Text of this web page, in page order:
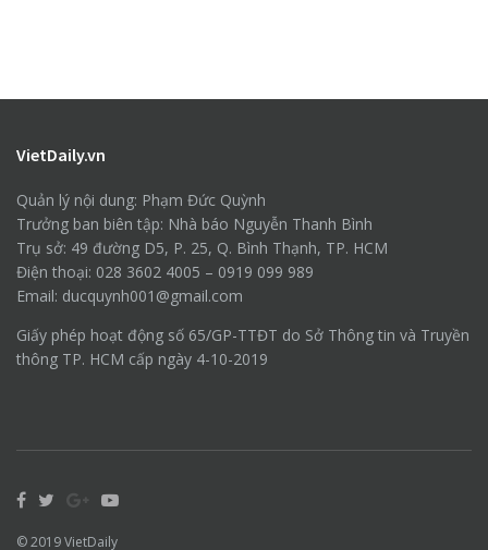
VietDaily.vn
Quản lý nội dung: Phạm Đức Quỳnh
Trưởng ban biên tập: Nhà báo Nguyễn Thanh Bình
Trụ sở: 49 đường D5, P. 25, Q. Bình Thạnh, TP. HCM
Điện thoại: 028 3602 4005 – 0919 099 989
Email: ducquynh001@gmail.com
Giấy phép hoạt động số 65/GP-TTĐT do Sở Thông tin và Truyền
thông TP. HCM cấp ngày 4-10-2019
© 2019VietDaily